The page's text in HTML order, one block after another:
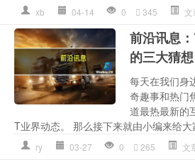
xb 04-14 0 345
前沿讯息
的三大猜想
每天在我们身
奇趣事和热门
道最热最新的
T业界动态。 那么接下来就由小编来给大
ry 03-27 0 265 文